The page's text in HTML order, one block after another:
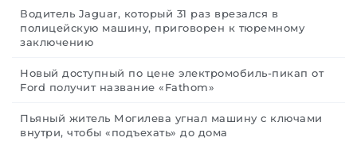
Водитель Jaguar, который 31 раз врезался в
полицейскую машину, приговорен к тюремному
заключению
Новый доступный по цене электромобиль-пикап от
Ford получит название «Fathom»
Пьяный житель Могилева угнал машину с ключами
внутри, чтобы «подъехать» до дома